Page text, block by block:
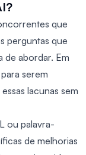
que
perguntas que
de abordar. Em
serem
lacunas sem
ou palavra-
de melhorias